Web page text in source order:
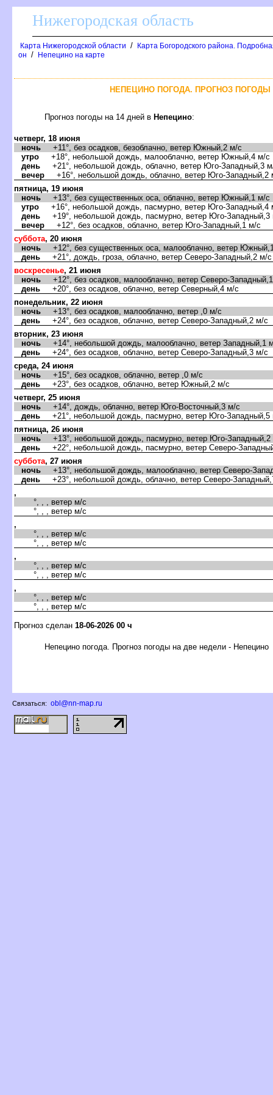
Нижегородская область
Карта Нижегородской области /
Карта Богородского района.
он / Непецино на карте
НЕПЕЦИНО ПОГОДА. ПРОГНОЗ
Прогноз погоды на 14 дней Непецино:
четверг, 18 июня
ночь +11°, без осадков, безоблачно, ветер Южный,2 м/с
утро +18°, небольшой дождь, малооблачно, ветер Южный,4 м/с
день +21°, небольшой дождь, облачно, ветер Юго-Западный,3
ечер +16°, небольшой дождь, облачно, ветер Юго-Западный,2
пятница, 19 июня
ночь +13°, без существенных оса, облачно, ветер Южный,1 м/с
утро +16°, небольшой дождь, пасмурно, ветер Юго-Западный,4
день +19°, небольшой дождь, пасмурно, ветер Юго-Западный,3
ечер +12°, без осадков, облачно, ветер Юго-Западный,1 м/с
суббота, 20 июня
ночь +12°, без существенных оса, малооблачно, ветер
день +21°, дождь, гроза, облачно, ветер Северо-Западный,2 м/с
оскресенье, 21 июня
ночь +12°, без осадков, малооблачно, ветер Северо-
день +20°, без осадков, облачно, ветер Северный,4 м/с
понедельник, 22 июня
ночь +13°, без осадков, малооблачно, ветер ,0 м/с
день +24°, без осадков, облачно, ветер Северо-Западный,2 м/с
торник, 23 июня
ночь +14°, небольшой дождь, малооблачно, ветер Западный,1
день +24°, без осадков, облачно, ветер Северо-Западный,3 м/с
среда, 24 июня
ночь +15°, без осадков, облачно, ветер ,0 м/с
день +23°, без осадков, облачно, ветер Южный,2 м/с
четверг, 25 июня
ночь +14°, дождь, облачно, ветер Юго-Восточный,3 м/с
день +21°, небольшой дождь, пасмурно, ветер Юго-Западный,5
пятница, 26 июня
ночь +13°, небольшой дождь, пасмурно, ветер Юго-Западный,2
день +22°, небольшой дождь, пасмурно, ветер Северо-
суббота, 27 июня
ночь +13°, небольшой дождь, малооблачно, ветер Северо-
день +23°, небольшой дождь, облачно, ветер Северо-
,
°, , , ветер м/с
°, , , ветер м/с
,
°, , , ветер м/с
°, , , ветер м/с
,
°, , , ветер м/с
°, , , ветер м/с
,
°, , , ветер м/с
°, , , ветер м/с
Прогноз сделан 18-06-2026 00 ч
Непецино погода. Прогноз погоды на две недели - Непецино
Связаться: obl@nn-map.ru